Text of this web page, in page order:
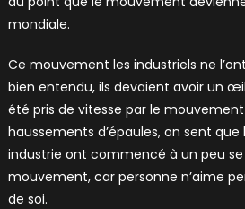
mondiale.
Ce mouvement les industriels ne
bien entendu, ils devaient avoir un
été pris de vitesse par le
haussements d’épaules, on sent que
industrie ont commencé à un peu
mouvement, car personne n’aime
de soi.